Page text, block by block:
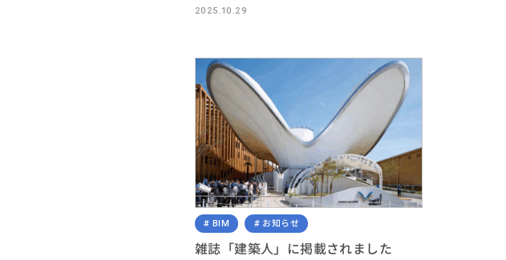
2025.10.29
BIM お知らせ
雑誌「建築人」に掲載されました